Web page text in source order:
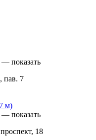
— показать
пав. 7
м)
— показать
18